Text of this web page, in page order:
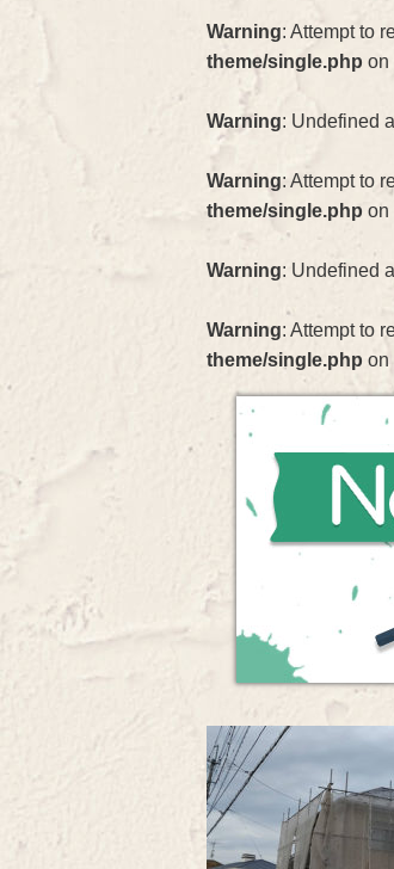
Warning: Attempt to
theme/single.php on
Warning: Undefined
Warning: Attempt to
theme/single.php on
Warning: Undefined
Warning: Attempt to
theme/single.php on